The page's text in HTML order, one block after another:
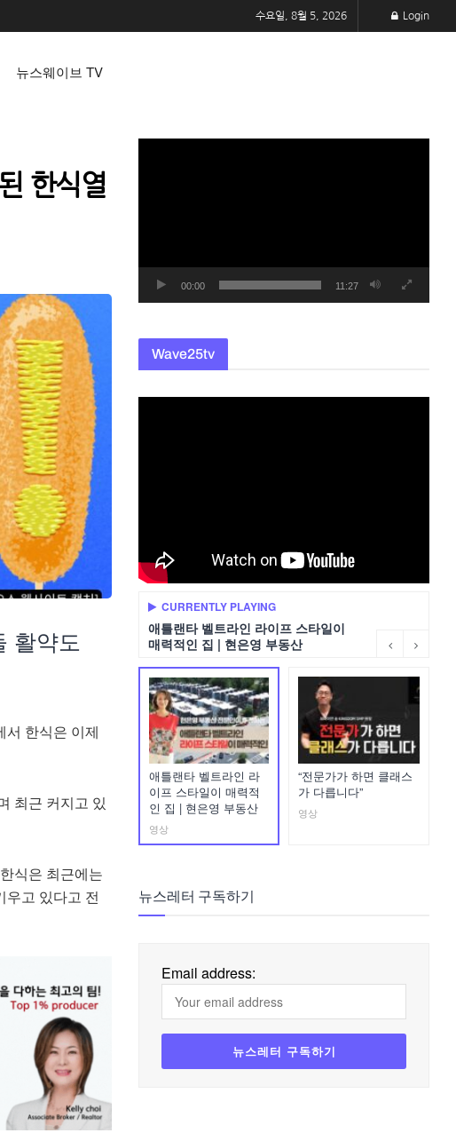
수요일, 8월 5, 2026 Login
뉴스웨이브 TV
한식열
활약도
서 한식은 이제
최근 커지고 있
식은 최근에는
우고 있다고 전
00:00 11:27
Wave25tv
CURRENTLY PLAYING
애틀랜타 벨트라인 라이프 스타일이
매력적인 집 | 현은영 부동산
애틀랜타 벨트라인 라
이프 스타일이 매력적
인 집 | 현은영 부동산
영상
“전문가가 하면 클래스
가 다릅니다”
영상
뉴스레터 구독하기
Email address: